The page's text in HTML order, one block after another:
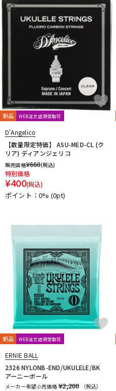
春日 杉原書店 青い鳥∞黄い
明和電機
TONE GEAR Peters
m.guitar craft works
Musica Rara
Schott Music
Max Eschig
Southern Music
International Music
Edition
Rubank
日本アコースティック
Richard Schauer
Triplo Press
Musikverlag Hans
ドレミ楽譜出版社
AURORA STRINGS
Chester
Theodore Presser
Groove
AQUBE MUSIC PRODUCTS
新品 WEB注文店頭受取可
D'Angelico
【数量限定特価】 ASU-MED-CL (ク
リア) ディアンジェリコ
販売価格¥660(税込)
特別価格
¥400(税込)
ポイント：0% (0pt)
新品 WEB注文店頭受取可
ERNIE BALL
2326 NYLONB-END/UKULELE/BK
アーニーボール
メーカー希望小売価格 ¥2,200
（税込）